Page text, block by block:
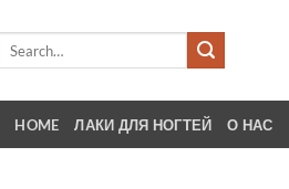
HOME ЛАКИ ДЛЯ НОГТЕЙ О НАС